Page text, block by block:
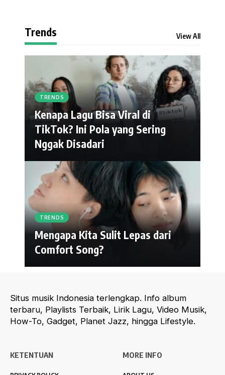
Trends View All
TRENDS
Kenapa Lagu Bisa Viral di
TikTok? Ini Pola yang Sering
Nggak Disadari
TRENDS
Mengapa Kita Sulit Lepas dari
Comfort Song?
Situs musik Indonesia terlengkap. Info album
terbaru, Playlists Terbaik, Lirik Lagu, Video Musik,
How-To, Gadget, Planet Jazz, hingga Lifestyle.
KETENTUAN MORE INFO